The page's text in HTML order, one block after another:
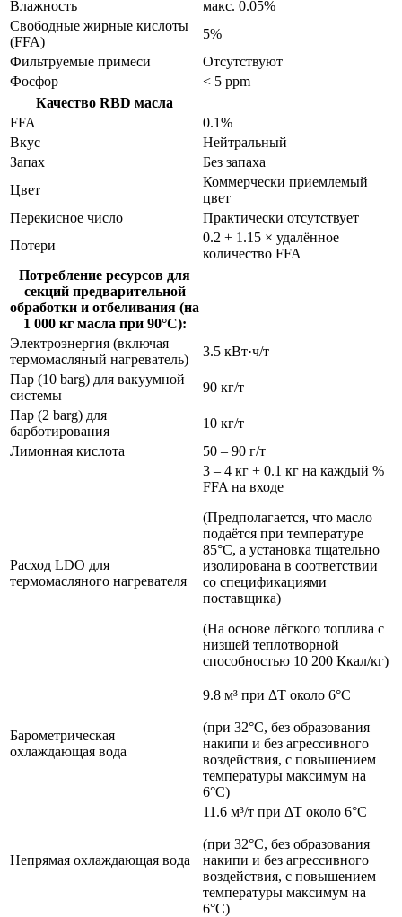
Влажность
макс. 0.05%
Свободные жирные кислоты
(FFA)
5%
Фильтруемые примеси
Отсутствуют
Фосфор
< 5 ppm
Качество RBD масла
FFA
0.1%
Вкус
Нейтральный
Запах
Без запаха
Цвет
Коммерчески приемлемый
цвет
Перекисное число
Практически отсутствует
Потери
0.2 + 1.15 × удалённое
количество FFA
Потребление ресурсов для
секций предварительной
обработки и отбеливания (на
1 000 кг масла при 90°C):
Электроэнергия (включая
термомасляный нагреватель)
3.5 кВт·ч/т
Пар (10 barg) для вакуумной
системы
90 кг/т
Пар (2 barg) для
барботирования
10 кг/т
Лимонная кислота
50 – 90 г/т
Расход LDO для
термомасляного нагревателя
3 – 4 кг + 0.1 кг на каждый %
FFA на входе
(Предполагается, что масло
подаётся при температуре
85°C, а установка тщательно
изолирована в соответствии
со спецификациями
поставщика)
(На основе лёгкого топлива с
низшей теплотворной
способностью 10 200 Ккал/кг)
Барометрическая
охлаждающая вода
9.8 м³ при ΔT около 6°C
(при 32°C, без образования
накипи и без агрессивного
воздействия, с повышением
температуры максимум на
6°C)
Непрямая охлаждающая вода
11.6 м³/т при ΔT около 6°C
(при 32°C, без образования
накипи и без агрессивного
воздействия, с повышением
температуры максимум на
6°C)